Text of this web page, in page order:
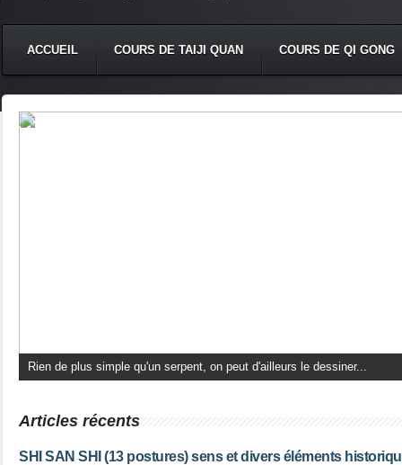
ACCUEIL COURS DE TAIJI QUAN COURS DE QI GONG
Rien de plus simple qu'un serpent, on peut d'ailleurs le dessiner...
Articles récents
SHI SAN SHI (13 postures) sens et divers éléments